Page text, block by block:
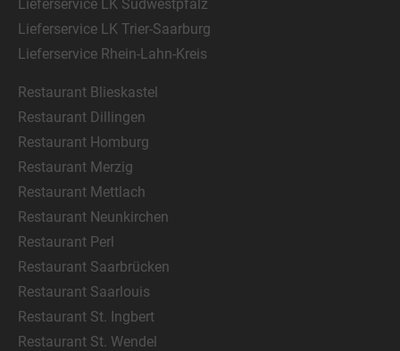
Lieferservice LK Südwestpfalz
Lieferservice LK Trier-Saarburg
Lieferservice Rhein-Lahn-Kreis
Restaurant Blieskastel
Restaurant Dillingen
Restaurant Homburg
Restaurant Merzig
Restaurant Mettlach
Restaurant Neunkirchen
Restaurant Perl
Restaurant Saarbrücken
Restaurant Saarlouis
Restaurant St. Ingbert
Restaurant St. Wendel